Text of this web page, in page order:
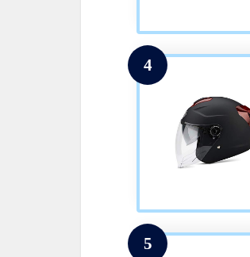
4
5